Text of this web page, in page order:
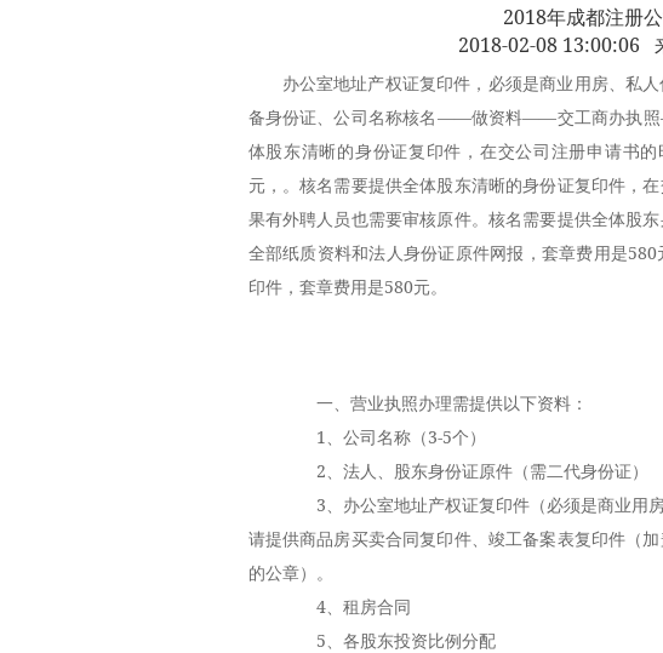
2018年成都注册
2018-02-08 13:00:06
办公室地址产权证复印件，必须是商业用房、私
备身份证、公司名称核名——做资料——交工商办执
体股东清晰的身份证复印件，在交公司注册申请书
元，。核名需要提供全体股东清晰的身份证复印件，
果有外聘人员也需要审核原件。核名需要提供全体股
全部纸质资料和法人身份证原件网报，套章费用是
印件，套章费用是580元。
一、营业执照办理需提供以下资料：
1、公司名称（3-5个）
2、法人、股东身份证原件（需二代身份证）
3、办公室地址产权证复印件（必须是商业用房
请提供商品房买卖合同复印件、竣工备案表复印件（
的公章）。
4、租房合同
5、各股东投资比例分配